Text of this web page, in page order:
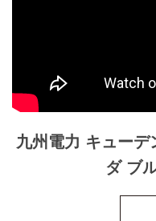
九州電力 キュー
ダ ブ